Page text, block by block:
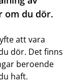
om du dör.
att vara
dör. Det finns
beroende
haft.